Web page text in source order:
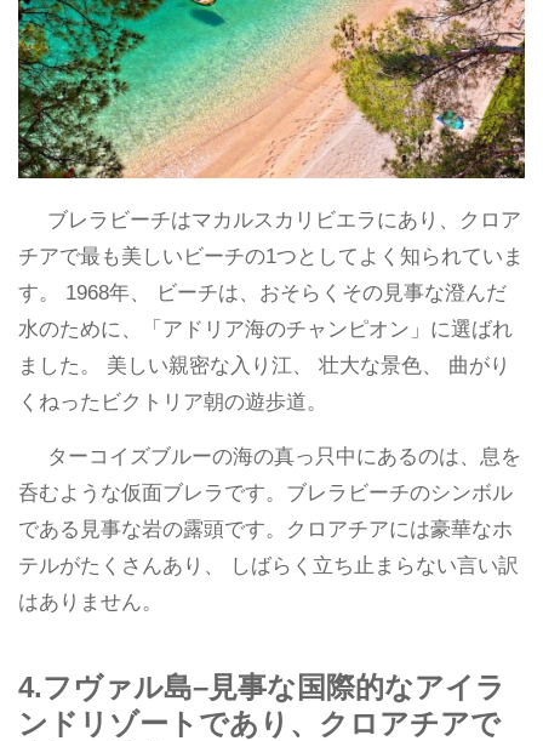
ブレラビーチはマカルスカリビエラにあり、クロア
チアで最も美しいビーチの1つとしてよく知られていま
す。 1968年、 ビーチは、おそらくその見事な澄んだ
水のために、「アドリア海のチャンピオン」に選ばれ
ました。 美しい親密な入り江、 壮大な景色、 曲がり
くねったビクトリア朝の遊歩道。
ターコイズブルーの海の真っ只中にあるのは、息を
呑むような仮面ブレラです。ブレラビーチのシンボル
である見事な岩の露頭です。クロアチアには豪華なホ
テルがたくさんあり、 しばらく立ち止まらない言い訳
はありません。
4.フヴァル島–見事な国際的なアイラ
ンドリゾートであり、クロアチアで